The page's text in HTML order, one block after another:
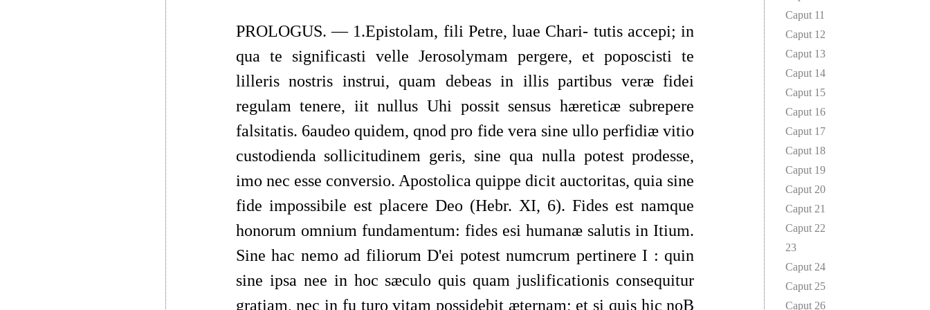
PROLOGUS. — 1.Epistolam, fili Petre, luae Chari- tutis accepi; in
qua te significasti velle Jerosolymam pergere, et poposcisti te
lilleris nostris instrui, quam debeas in illis partibus veræ fidei
regulam tenere, iit nullus Uhi possit sensus hæreticæ subrepere
falsitatis. 6audeo quidem, qnod pro fide vera sine ullo perfidiæ vitio
custodienda sollicitudinem geris, sine qua nulla potest prodesse,
imo nec esse conversio. Apostolica quippe dicit auctoritas, quia sine
fide impossibile est placere Deo (Hebr. XI, 6). Fides est namque
honorum omnium fundamentum: fides esi humanæ salutis in­ Itium.
Sine hac nemo ad filiorum D'ei potest numcrum pertinere I : quin
sine ipsa nee in hoc sæculo quis­ quam juslificationis consequitur
gratiam, nec in fu­ turo vitam possidebit æternam; et si quis hic noB
Caput 11
Caput 12
Caput 13
Caput 14
Caput 15
Caput 16
Caput 17
Caput 18
Caput 19
Caput 20
Caput 21
Caput 22
23
Caput 24
Caput 25
Caput 26